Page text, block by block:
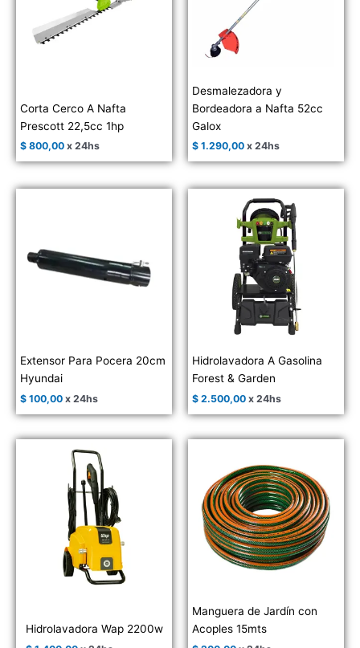
Corta Cerco A Nafta
Prescott 22,5cc 1hp
$ 800,00 x 24hs
Desmalezadora y
Bordeadora a Nafta 52cc
Galox
$ 1.290,00 x 24hs
Extensor Para Pocera 20cm
Hyundai
$ 100,00 x 24hs
Hidrolavadora A Gasolina
Forest & Garden
$ 2.500,00 x 24hs
Hidrolavadora Wap 2200w
Manguera de Jardín con
Acoples 15mts